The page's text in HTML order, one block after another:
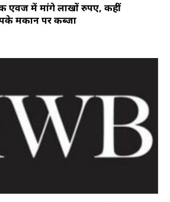
एवज में मांगे लाखों रुपए, कहीं
मकान पर कब्जा